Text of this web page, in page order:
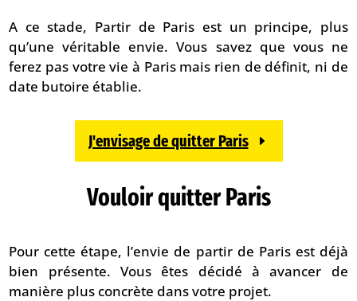
A ce stade, Partir de Paris est un principe, plus
qu’une véritable envie. Vous savez que vous ne
ferez pas votre vie à Paris mais rien de définit, ni de
date butoire établie.
J'envisage de quitter Paris
Vouloir quitter Paris
Pour cette étape, l’envie de partir de Paris est déjà
bien présente. Vous êtes décidé à avancer de
manière plus concrète dans votre projet.